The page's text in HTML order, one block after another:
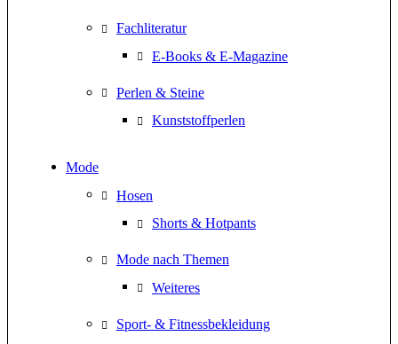
Fachliteratur
E-Books & E-Magazine
Perlen & Steine
Kunststoffperlen
Mode
Hosen
Shorts & Hotpants
Mode nach Themen
Weiteres
Sport- & Fitnessbekleidung